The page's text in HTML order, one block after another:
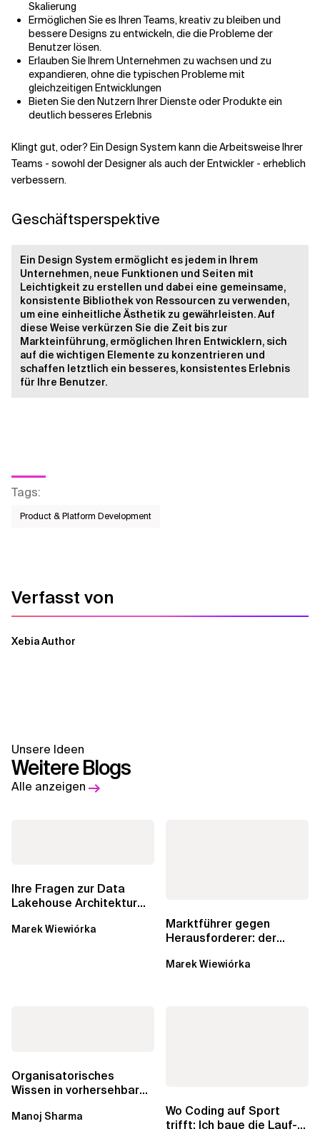
Skalierung
Ermöglichen Sie es Ihren Teams, kreativ zu bleiben und
bessere Designs zu entwickeln, die die Probleme der
Benutzer lösen.
Erlauben Sie Ihrem Unternehmen zu wachsen und zu
expandieren, ohne die typischen Probleme mit
gleichzeitigen Entwicklungen
Bieten Sie den Nutzern Ihrer Dienste oder Produkte ein
deutlich besseres Erlebnis
Klingt gut, oder? Ein Design System kann die Arbeitsweise Ihrer
Teams - sowohl der Designer als auch der Entwickler - erheblich
verbessern.
Geschäftsperspektive
Ein Design System ermöglicht es jedem in Ihrem
Unternehmen, neue Funktionen und Seiten mit
Leichtigkeit zu erstellen und dabei eine gemeinsame,
konsistente Bibliothek von Ressourcen zu verwenden,
um eine einheitliche Ästhetik zu gewährleisten. Auf
diese Weise verkürzen Sie die Zeit bis zur
Markteinführung, ermöglichen Ihren Entwicklern, sich
auf die wichtigen Elemente zu konzentrieren und
schaffen letztlich ein besseres, konsistentes Erlebnis
für Ihre Benutzer.
Tags:
Product & Platform Development
Verfasst von
Xebia Author
Unsere Ideen
Weitere Blogs
Alle anzeigen
Ihre Fragen zur Data
Lakehouse Architektur
Marek Wiewiórka
Marktführer gegen
Herausforderer: der
Datenkataloge in Data...
Marek Wiewiórka
Organisatorisches
Wissen in vorhersehbare
Schätzungen und...
Manoj Sharma
Wo Coding auf Sport
trifft: Ich baue die Lauf-